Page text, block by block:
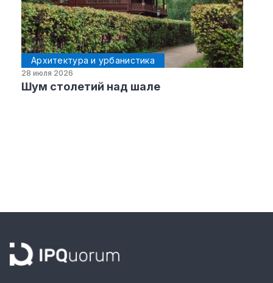
Архитектура и урбанистика
28 июля 2026
Шум столетий над шале